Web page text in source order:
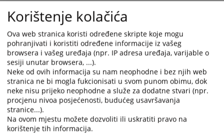
Trenutno nema vijesti
Korištenje kolačića
Ova web stranica koristi određene skripte koje mogu
pohranjivati i koristiti određene informacije iz vašeg
browsera i vašeg uređaja (npr. IP adresa uređaja, varijable o
sesiji unutar browsera, ...).
Neke od ovih informacija su nam neophodne i bez njih web
stranica ne bi mogla fukcionisati u svom punom obimu, dok
neke nisu prijeko neophodne a služe za dodatne stvari (npr.
procjenu nivoa posjećenosti, budućeg usavršavanja
stranice...).
Na ovom mjestu možete dozvoliti ili uskratiti pravo na
korištenje tih informacija.